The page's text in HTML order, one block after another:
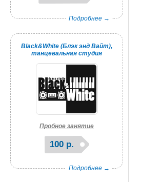
Подробнее →
Black&White (Блэк энд Вайт),
танцевальная студия
Пробное занятие
100 р.
Подробнее →